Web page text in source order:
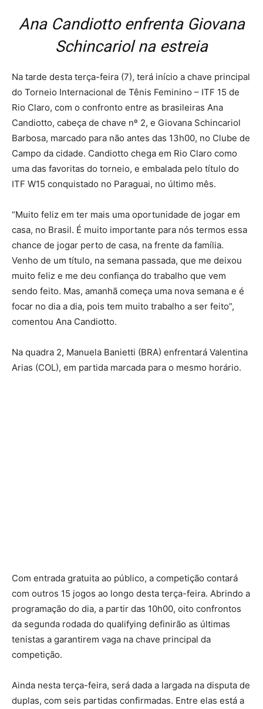
Ana Candiotto enfrenta Giovana
Schincariol na estreia
Na tarde desta terça-feira (7), terá início a chave principal
do Torneio Internacional de Tênis Feminino – ITF 15 de
Rio Claro, com o confronto entre as brasileiras Ana
Candiotto, cabeça de chave nº 2, e Giovana Schincariol
Barbosa, marcado para não antes das 13h00, no Clube de
Campo da cidade. Candiotto chega em Rio Claro como
uma das favoritas do torneio, e embalada pelo título do
ITF W15 conquistado no Paraguai, no último mês.
“Muito feliz em ter mais uma oportunidade de jogar em
casa, no Brasil. É muito importante para nós termos essa
chance de jogar perto de casa, na frente da família.
Venho de um título, na semana passada, que me deixou
muito feliz e me deu confiança do trabalho que vem
sendo feito. Mas, amanhã começa uma nova semana e é
focar no dia a dia, pois tem muito trabalho a ser feito”,
comentou Ana Candiotto.
Na quadra 2, Manuela Banietti (BRA) enfrentará Valentina
Arias (COL), em partida marcada para o mesmo horário.
Com entrada gratuita ao público, a competição contará
com outros 15 jogos ao longo desta terça-feira. Abrindo a
programação do dia, a partir das 10h00, oito confrontos
da segunda rodada do qualifying definirão as últimas
tenistas a garantirem vaga na chave principal da
competição.
Ainda nesta terça-feira, será dada a largada na disputa de
duplas, com seis partidas confirmadas. Entre elas está a